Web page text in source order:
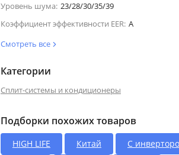
Уровень шума: 23/28/30/35/39
Коэффициент эффективности EER: A
Смотреть все
Категории
Сплит-системы и кондиционеры
Подборки похожих товаров
HIGH LIFE Китай С